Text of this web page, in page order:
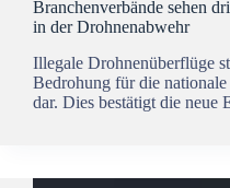
Branchenverbände sehen
in der Drohnenabwehr
Illegale Drohnenüberflüge
Bedrohung für die
dar. Dies bestätigt die neue